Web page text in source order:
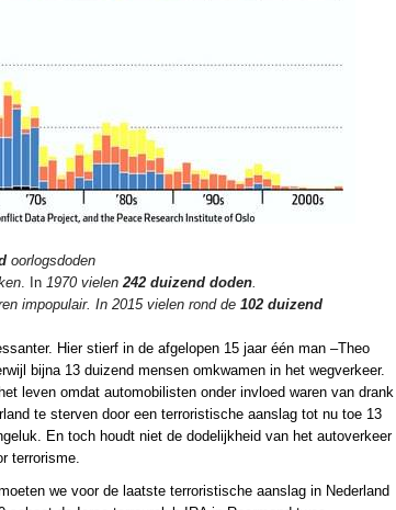
oorlogsdoden
. In1970 vielen 242 duizend doden.
impopulair. In 2015 vielen rond de 102 duizend
Hier stierf in de afgelopen 15 jaar één man –Theo
bijna 13 duizend mensen omkwamen in het wegverkeer.
leven omdat automobilisten onder invloed waren van drank
te sterven door een terroristische aanslag tot nu toe 13
En toch houdt niet de dodelijkheid van het autoverkeer
terrorisme.
we voor de laatste terroristische aanslag in Nederland